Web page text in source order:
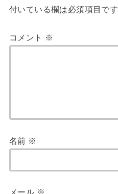
付いている欄は必須項目です
コメント ※
名前 ※
メール ※